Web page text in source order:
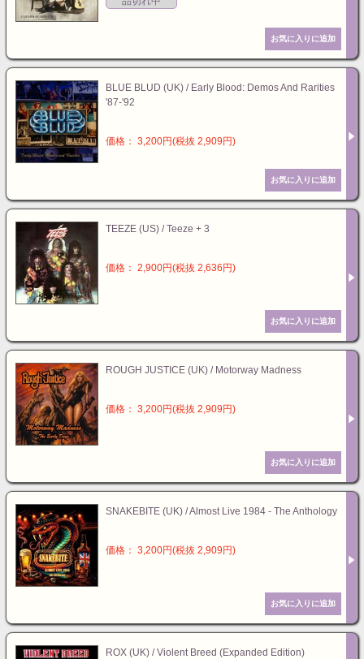
BLUE BLUD (UK) / Early Blood: Demos And Rarities
'87-'92
価格： 3,200円(税抜 2,909円)
TEEZE (US) / Teeze + 3
価格： 2,900円(税抜 2,636円)
ROUGH JUSTICE (UK) / Motorway Madness
価格： 3,200円(税抜 2,909円)
SNAKEBITE (UK) / Almost Live 1984 - The Anthology
価格： 3,200円(税抜 2,909円)
ROX (UK) / Violent Breed (Expanded Edition)